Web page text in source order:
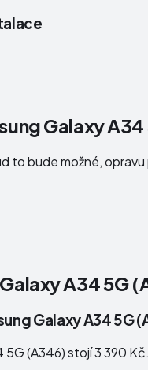
Galaxy
to bude možné,
A34 5G
Galaxy A34 5G
5G (A346) stojí 3 390 Kč.